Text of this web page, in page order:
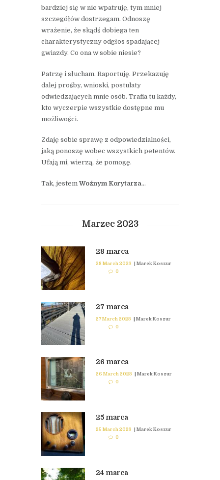
bardziej się w nie wpatruję, tym mniej
szczegółów dostrzegam. Odnoszę
wrażenie, że skądś dobiega ten
charakterystyczny odgłos spadającej
gwiazdy. Co ona w sobie niesie?
Patrzę i słucham. Raportuję. Przekazuję
dalej prośby, wnioski, postulaty
odwiedzających mnie osób. Trafia tu każdy,
kto wyczerpie wszystkie dostępne mu
możliwości.
Zdaję sobie sprawę z odpowiedzialności,
jaką ponoszę wobec wszystkich petentów.
Ufają mi, wierzą, że pomogę.
Tak, jestem Woźnym Korytarza…
Marzec 2023
28 marca
28 March 2023 | Marek Koszur
0
27 marca
27 March 2023 | Marek Koszur
0
26 marca
26 March 2023 | Marek Koszur
0
25 marca
25 March 2023 | Marek Koszur
0
24 marca